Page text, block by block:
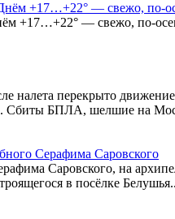
Днём +17…+22° — свежо, по-
+17…+22° — свежо, по-
налета перекрыто
Сбиты БПЛА, шелшие на
Серафима Саровского
Саровского, на
в посёлке